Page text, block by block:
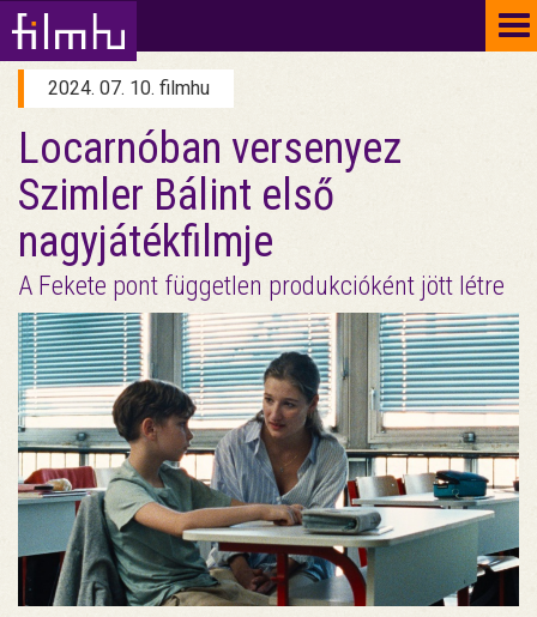
2024. 07. 10. filmhu
Locarnóban versenyez
Szimler Bálint első
nagyjátékfilmje
A Fekete pont független produkcióként jött létre